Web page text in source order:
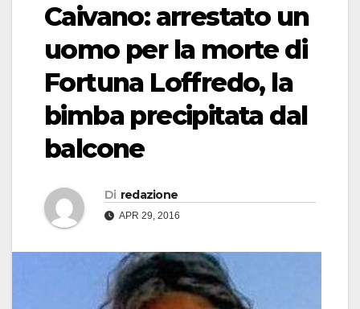
Caivano: arrestato un
uomo per la morte di
Fortuna Loffredo, la
bimba precipitata dal
balcone
Di redazione
APR 29, 2016